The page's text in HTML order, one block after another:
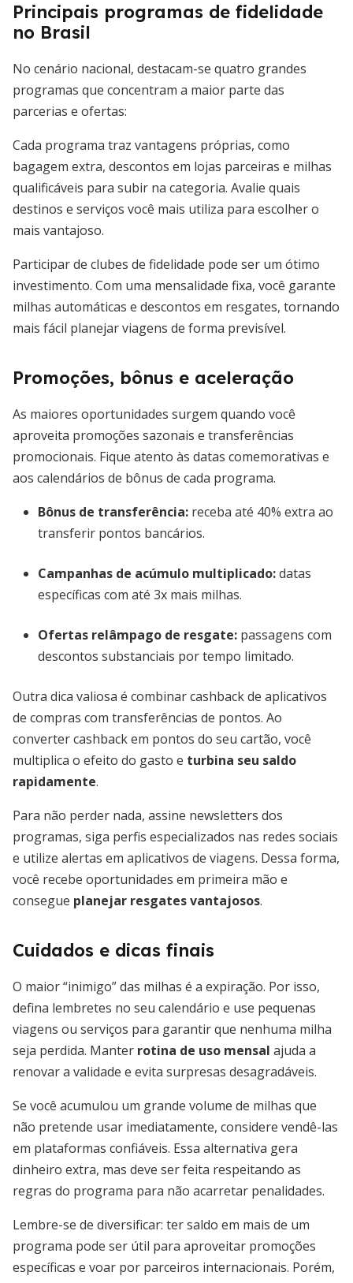
Principais programas de fidelidade
no Brasil
No cenário nacional, destacam-se quatro grandes
programas que concentram a maior parte das
parcerias e ofertas:
Cada programa traz vantagens próprias, como
bagagem extra, descontos em lojas parceiras e milhas
qualificáveis para subir na categoria. Avalie quais
destinos e serviços você mais utiliza para escolher o
mais vantajoso.
Participar de clubes de fidelidade pode ser um ótimo
investimento. Com uma mensalidade fixa, você garante
milhas automáticas e descontos em resgates, tornando
mais fácil planejar viagens de forma previsível.
Promoções, bônus e aceleração
As maiores oportunidades surgem quando você
aproveita promoções sazonais e transferências
promocionais. Fique atento às datas comemorativas e
aos calendários de bônus de cada programa.
Bônus de transferência: receba até 40% extra ao
transferir pontos bancários.
Campanhas de acúmulo multiplicado:datas
específicas com até 3x mais milhas.
Ofertas relâmpago de resgate: passagens com
descontos substanciais por tempo limitado.
Outra dica valiosa é combinar cashback de aplicativos
de compras com transferências de pontos. Ao
converter cashback em pontos do seu cartão, você
multiplica o efeito do gasto e turbina seu saldo
rapidamente.
Para não perder nada, assine newsletters dos
programas, siga perfis especializados nas redes sociais
e utilize alertas em aplicativos de viagens. Dessa forma,
você recebe oportunidades em primeira mão e
consegue planejar resgates vantajosos.
Cuidados e dicas finais
O maior “inimigo” das milhas é a expiração. Por isso,
defina lembretes no seu calendário e use pequenas
viagens ou serviços para garantir que nenhuma milha
seja perdida. Manter rotina de uso mensal ajuda a
renovar a validade e evita surpresas desagradáveis.
Se você acumulou um grande volume de milhas que
não pretende usar imediatamente, considere vendê-las
em plataformas confiáveis. Essa alternativa gera
dinheiro extra, mas deve ser feita respeitando as
regras do programa para não acarretar penalidades.
Lembre-se de diversificar: ter saldo em mais de um
programa pode ser útil para aproveitar promoções
específicas e voar por parceiros internacionais. Porém,